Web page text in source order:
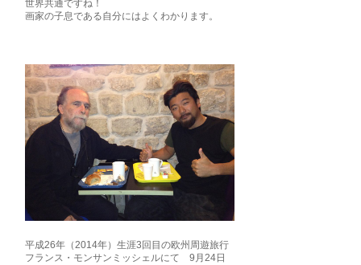
世界共通ですね！
画家の子息である自分にはよくわかります。
平成26年（2014年）生涯3回目の欧州周遊旅行
フランス・モンサンミッシェルにて 9月24日